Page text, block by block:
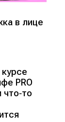
в лице
PRO